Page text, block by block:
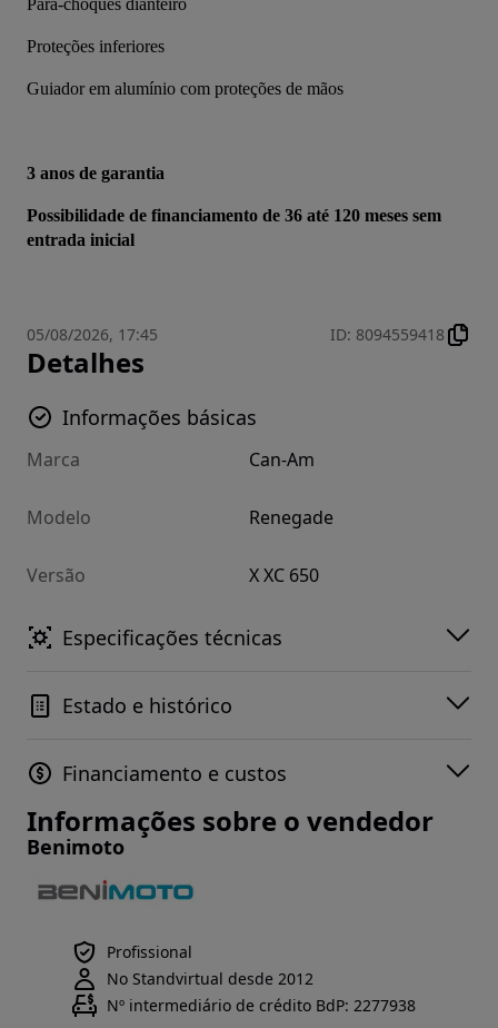
Para-choques dianteiro
Proteções inferiores
Guiador em alumínio com proteções de mãos
3 anos de garantia
Possibilidade de financiamento de 36 até 120 meses sem
entrada inicial
05/08/2026, 17:45 ID: 8094559418
Detalhes
Informações básicas
Marca Can-Am
Modelo Renegade
Versão X XC 650
Especificações técnicas
Estado e histórico
Financiamento e custos
Informações sobre o vendedor
Benimoto
Profissional
No Standvirtual desde 2012
Nº intermediário de crédito BdP: 2277938